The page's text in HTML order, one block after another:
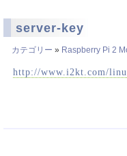
server-key
カテゴリー » Raspberry Pi 2
http://www.i2kt.com/